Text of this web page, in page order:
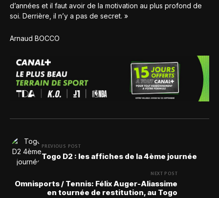
d’années et il faut avoir de la motivation au plus profond de
soi. Derrière, il n’y a pas de secret. »
Arnaud BOCCO
PREVIOUS POST
Togo D2 : les affiches de la 4ème journée
NEXT POST
Omnisports / Tennis: Félix Auger-Aliassime
en tournée de restitution, au Togo